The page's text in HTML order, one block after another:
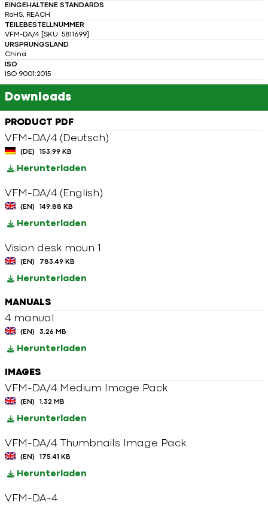
EINGEHALTENE STANDARDS
RoHS, REACH
TEILEBESTELLNUMMER
VFM-DA/4 [SKU: 5811699]
URSPRUNGSLAND
China
ISO
ISO 9001:2015
Downloads
PRODUCT PDF
VFM-DA/4 (Deutsch)
(DE) 153.99 KB
Herunterladen
VFM-DA/4 (English)
(EN) 149.88 KB
Herunterladen
Vision desk moun 1
(EN) 783.49 KB
Herunterladen
MANUALS
4 manual
(EN) 3.26 MB
Herunterladen
IMAGES
VFM-DA/4 Medium Image Pack
(EN) 1.32 MB
Herunterladen
VFM-DA/4 Thumbnails Image Pack
(EN) 175.41 KB
Herunterladen
VFM-DA-4